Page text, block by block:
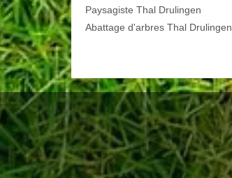
Paysagiste Thal Drulingen
Abattage d'arbres Thal Drulingen